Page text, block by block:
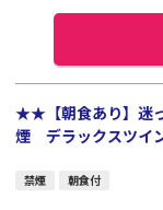
★★【朝食あり】迷
煙 デラックスツイ
禁煙 朝食付